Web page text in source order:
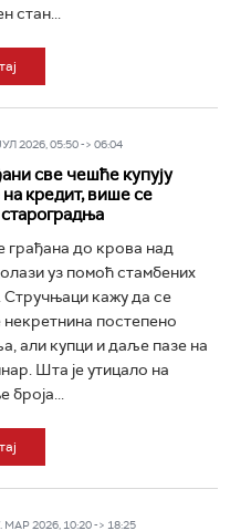
стан...
2026, 05:50 -> 06:04
све чешће купују
кредит, више се
грађана до крова над
уз помоћ стамбених
Стручњаци кажу да се
постепено
али купци и даље пазе на
Шта је утицало на
броја...
2026, 10:20 -> 18:25